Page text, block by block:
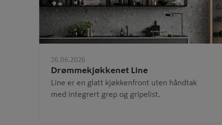
26.06.2026
Drømmekjøkkenet Line
Line er en glatt kjøkkenfront uten håndtak
med integrert grep og gripelist.